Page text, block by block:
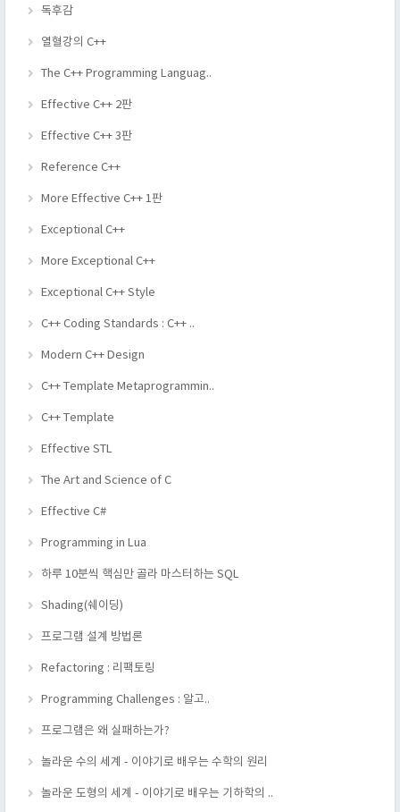
독후감
열혈강의 C++
The C++ Programming Languag..
Effective C++ 2판
Effective C++ 3판
Reference C++
More Effective C++ 1판
Exceptional C++
More Exceptional C++
Exceptional C++ Style
C++ Coding Standards : C++ ..
Modern C++ Design
C++ Template Metaprogrammin..
C++ Template
Effective STL
The Art and Science of C
Effective C#
Programming in Lua
하루 10분씩 핵심만 골라 마스터하는 SQL
Shading(쉐이딩)
프로그램 설계 방법론
Refactoring : 리팩토링
Programming Challenges : 알고..
프로그램은 왜 실패하는가?
놀라운 수의 세계 - 이야기로 배우는 수학의 원리
놀라운 도형의 세계 - 이야기로 배우는 기하학의 ..